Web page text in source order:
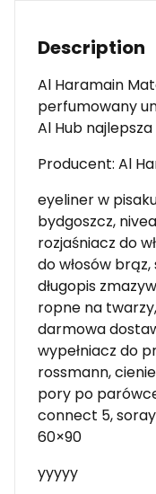
Description
Al Haramain
perfumowany
Al Hub
Producent: Al
eyeliner w
bydgoszcz,
rozjaśniacz do
do włosów
długopis
ropne na
darmowa
wypełniacz do
rossmann,
pory po
connect 5,
60×90
yyyyy